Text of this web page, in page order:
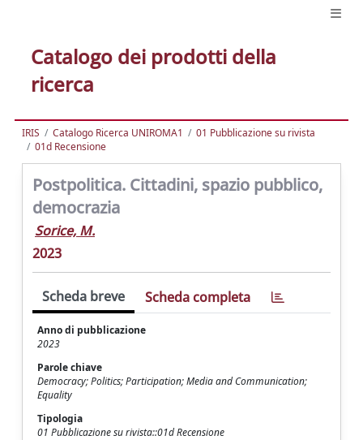
Catalogo dei prodotti della
ricerca
IRIS Catalogo Ricerca UNIROMA1
01 Pubblicazione su rivista
01d Recensione
Postpolitica. Cittadini, spazio pubblico,
democrazia
Sorice, M.
2023
Scheda breve Scheda completa
Anno di pubblicazione
2023
Parole chiave
Democracy; Politics; Participation; Media and Communication;
Equality
Tipologia
01 Pubblicazione su rivista::01d Recensione